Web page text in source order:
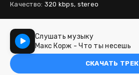
Качество: 320 kbps, stereo
Слушать музыку
Макс Корж - Что ты несешь
СКАЧАТЬ ТРЕК